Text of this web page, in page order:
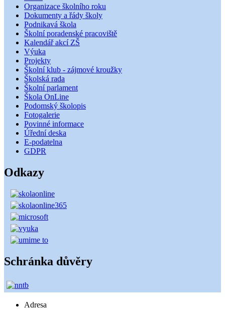
Organizace školního roku
Dokumenty a řády školy
Podnikavá škola
Školní poradenské pracoviště
Kalendář akcí ZŠ
Výuka
Projekty
Školní klub - zájmové kroužky
Školská rada
Školní parlament
Škola OnLine
Podomský školopis
Fotogalerie
Povinné informace
Úřední deska
E-podatelna
GDPR
Odkazy
Schránka důvěry
Adresa